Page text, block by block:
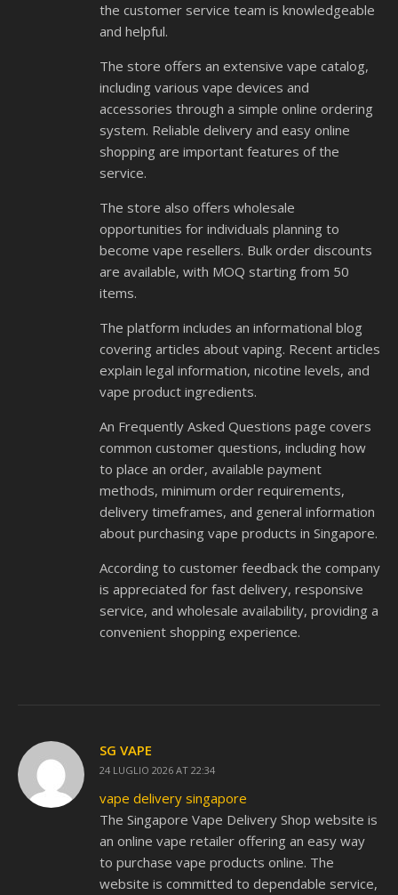
the customer service team is knowledgeable
and helpful.
The store offers an extensive vape catalog,
including various vape devices and
accessories through a simple online ordering
system. Reliable delivery and easy online
shopping are important features of the
service.
The store also offers wholesale
opportunities for individuals planning to
become vape resellers. Bulk order discounts
are available, with MOQ starting from 50
items.
The platform includes an informational blog
covering articles about vaping. Recent articles
explain legal information, nicotine levels, and
vape product ingredients.
An Frequently Asked Questions page covers
common customer questions, including how
to place an order, available payment
methods, minimum order requirements,
delivery timeframes, and general information
about purchasing vape products in Singapore.
According to customer feedback the company
is appreciated for fast delivery, responsive
service, and wholesale availability, providing a
convenient shopping experience.
SG VAPE
24 LUGLIO 2026 AT 22:34
vape delivery singapore
The Singapore Vape Delivery Shop website is
an online vape retailer offering an easy way
to purchase vape products online. The
website is committed to dependable service,